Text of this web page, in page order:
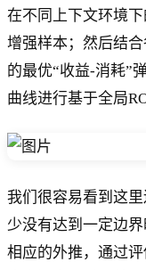
在不同上下文环境
增强样本；然后结
的最优“收益-消耗”
曲线进行基于全局
我们很容易看到这
少没有达到一定边
相应的外推，通过